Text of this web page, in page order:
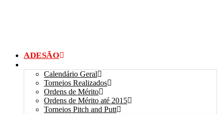
ADESÃO
Calendário Geral
Torneios Realizados
Ordens de Mérito
Ordens de Mérito até 2015
Torneios Pitch and Putt